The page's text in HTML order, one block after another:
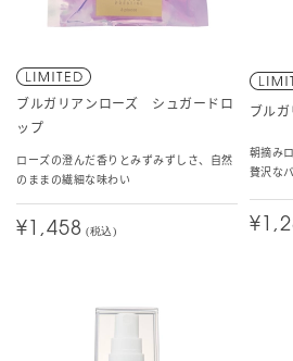
ブルガリアンローズ シュガードロ
ップ
ローズの澄んだ香りとみずみずしさ、自然
のままの繊細な味わい
¥1,458 (税込)
ブル
朝摘み
贅沢な